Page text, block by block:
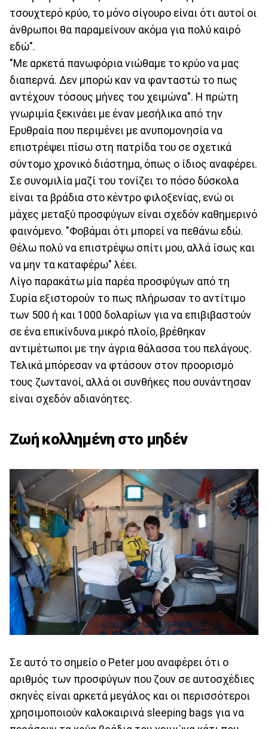
τσουχτερό κρύο, το μόνο σίγουρο είναι ότι αυτοί οι
άνθρωποι θα παραμείνουν ακόμα για πολύ καιρό
εδώ".
"Με αρκετά πανωφόρια νιώθαμε το κρύο να μας
διαπερνά. Δεν μπορώ καν να φανταστώ το πως
αντέχουν τόσους μήνες του χειμώνα". Η πρώτη
γνωριμία ξεκινάει με έναν μεσήλικα από την
Ερυθραία που περιμένει με ανυπομονησία να
επιστρέψει πίσω στη πατρίδα του σε σχετικά
σύντομο χρονικό διάστημα, όπως ο ίδιος αναφέρει.
Σε συνομιλία μαζί του τονίζει το πόσο δύσκολα
είναι τα βράδια στο κέντρο φιλοξενίας, ενώ οι
μάχες μεταξύ προσφύγων είναι σχεδόν καθημερινό
φαινόμενο. "Φοβάμαι ότι μπορεί να πεθάνω εδώ.
Θέλω πολύ να επιστρέψω σπίτι μου, αλλά ίσως και
να μην τα καταφέρω" λέει.
Λίγο παρακάτω μία παρέα προσφύγων από τη
Συρία εξιστορούν το πως πλήρωσαν το αντίτιμο
των 500 ή και 1000 δολαρίων για να επιβιβαστούν
σε ένα επικίνδυνα μικρό πλοίο, βρέθηκαν
αντιμέτωποι με την άγρια θάλασσα του πελάγους.
Τελικά μπόρεσαν να φτάσουν στον προορισμό
τους ζωντανοί, αλλά οι συνθήκες που συνάντησαν
είναι σχεδόν αδιανόητες.
Ζωή κολλημένη στο μηδέν
Σε αυτό το σημείο ο Peter μου αναφέρει ότι ο
αριθμός των προσφύγων που ζουν σε αυτοσχέδιες
σκηνές είναι αρκετά μεγάλος και οι περισσότεροι
χρησιμοποιούν καλοκαιρινά sleeping bags για να